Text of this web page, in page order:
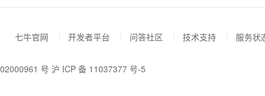
七牛官网 开发者平台 问答社区 技术支持 服务状
号 沪 ICP 备 11037377 号-5